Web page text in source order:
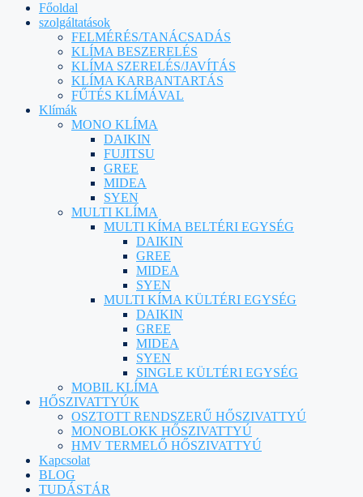
Főoldal
szolgáltatások
FELMÉRÉS/TANÁCSADÁS
KLÍMA BESZERELÉS
KLÍMA SZERELÉS/JAVÍTÁS
KLÍMA KARBANTARTÁS
FŰTÉS KLÍMÁVAL
Klímák
MONO KLÍMA
DAIKIN
FUJITSU
GREE
MIDEA
SYEN
MULTI KLÍMA
MULTI KÍMA BELTÉRI EGYSÉG
DAIKIN
GREE
MIDEA
SYEN
MULTI KÍMA KÜLTÉRI EGYSÉG
DAIKIN
GREE
MIDEA
SYEN
SINGLE KÜLTÉRI EGYSÉG
MOBIL KLÍMA
HŐSZIVATTYÚK
OSZTOTT RENDSZERŰ HŐSZIVATTYÚ
MONOBLOKK HŐSZIVATTYÚ
HMV TERMELŐ HŐSZIVATTYÚ
Kapcsolat
BLOG
TUDÁSTÁR